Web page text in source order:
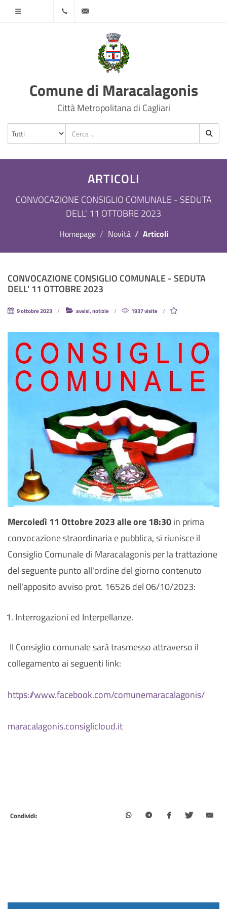
protocollo@comune.maracalagonis.ca.it
Comune di Maracalagonis
Città Metropolitana di Cagliari
ARTICOLI
CONVOCAZIONE CONSIGLIO COMUNALE - SEDUTA
DELL' 11 OTTOBRE 2023
Homepage Novità Articoli
CONVOCAZIONE CONSIGLIO COMUNALE - SEDUTA
DELL' 11 OTTOBRE 2023
9 ottobre 2023 avvisi, notizie 1937 visite
Mercoledì 11 Ottobre 2023 alle ore 18:30in prima
convocazione straordinaria e pubblica, si riunisce il
Consiglio Comunale di Maracalagonis per la trattazione
del seguente punto all'ordine del giorno contenuto
nell'apposito avviso prot. 16526 del 06/10/2023:
Interrogazioni ed Interpellanze.
Il Consiglio comunale sarà trasmesso attraverso il
collegamento ai seguenti link:
https://www.facebook.com/comunemaracalagonis/
maracalagonis.consiglicloud.it
Condividi: